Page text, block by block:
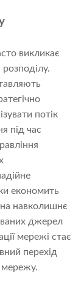
викликає
потік
під час
економить
навколишнє
джерел
мережі стає
перехід
мережу.